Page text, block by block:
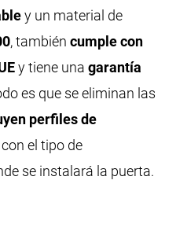
y un material de
, tambiéncumple con
y tiene unagarantía
es que se eliminan las
perfiles de
el tipo de
se instalará la puerta.